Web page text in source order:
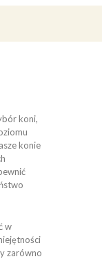
koni,
konie
w
zarówno